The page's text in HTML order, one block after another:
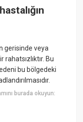
gerisinde veya
Bu
bu bölgedeki
burada okuyun: